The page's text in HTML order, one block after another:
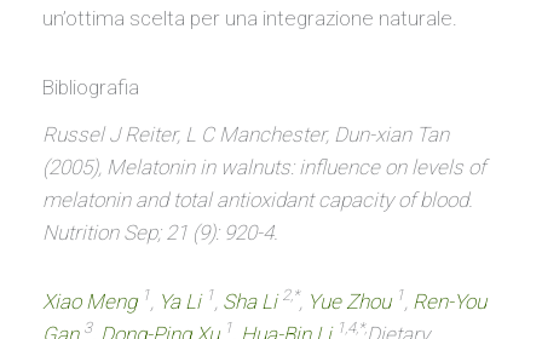
un’ottima scelta per una integrazione naturale.
Bibliografia
Russel J Reiter, L C Manchester, Dun-xian Tan
(2005), Melatonin in walnuts: influence on levels of
melatonin and total antioxidant capacity of blood.
Nutrition Sep; 21 (9): 920-4.
Xiao Meng 1 Ya Li 1 Sha Li 2,*, Yue Zhou 1
Ren-You
Gan 3, Dong-Ping Xu 1 Hua-Bin Li 1,4,*,Dietary